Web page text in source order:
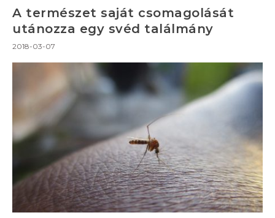
A természet saját csomagolását
utánozza egy svéd találmány
2018-03-07